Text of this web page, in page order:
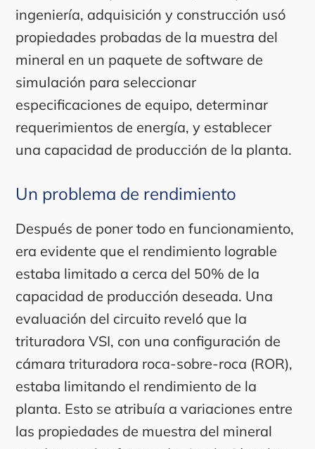
ingeniería, adquisición y construcción usó
propiedades probadas de la muestra del
mineral en un paquete de software de
simulación para seleccionar
especificaciones de equipo, determinar
requerimientos de energía, y establecer
una capacidad de producción de la planta.
Un problema de rendimiento
Después de poner todo en funcionamiento,
era evidente que el rendimiento lograble
estaba limitado a cerca del 50% de la
capacidad de producción deseada. Una
evaluación del circuito reveló que la
trituradora VSI, con una configuración de
cámara trituradora roca-sobre-roca (ROR),
estaba limitando el rendimiento de la
planta. Esto se atribuía a variaciones entre
las propiedades de muestra del mineral